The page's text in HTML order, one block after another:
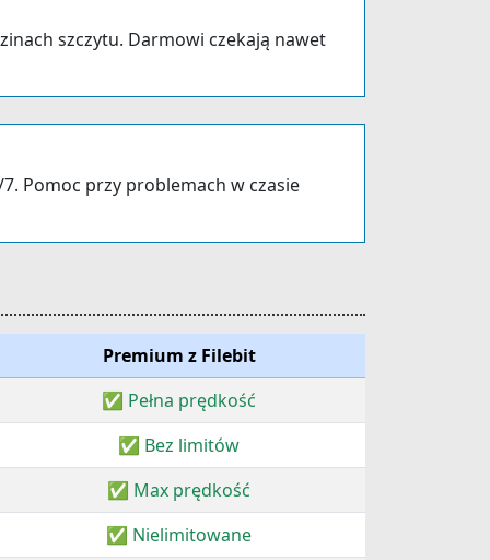
szczytu. Darmowi czekają nawet
Pomoc przy problemach w czasie
Premium z Filebit
✅ Pełna prędkość
✅ Bez limitów
✅ Max prędkość
✅ Nielimitowane